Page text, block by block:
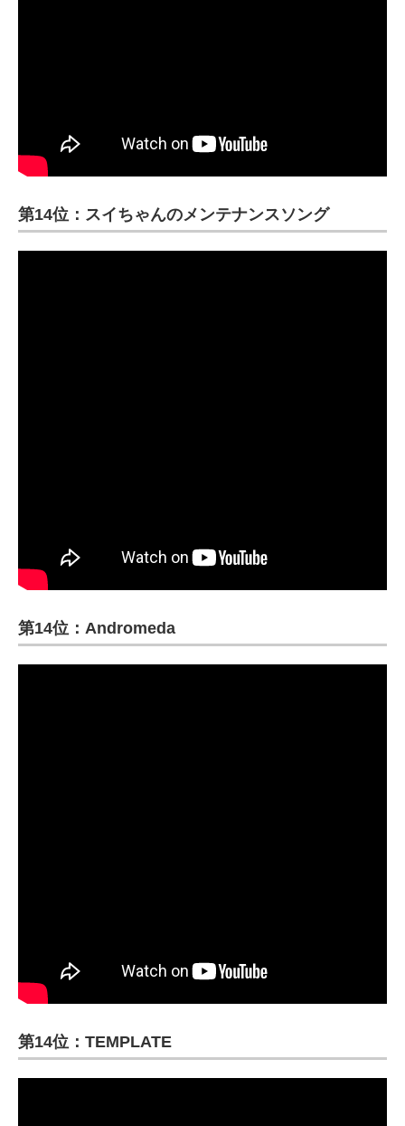
第14位：スイちゃんのメンテナンスソング
第14位：Andromeda
第14位：TEMPLATE